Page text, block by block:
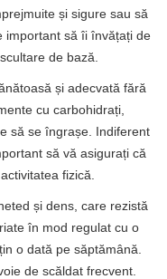
și sigure sau să
important să îi învățați de
de bază.
și adecvată fără
cu carbohidrați,
să se îngrașe. Indiferent
să vă asigurați că
fizică.
și dens, care rezistă
în mod regulat cu o
o dată pe săptămână.
de scăldat frecvent.